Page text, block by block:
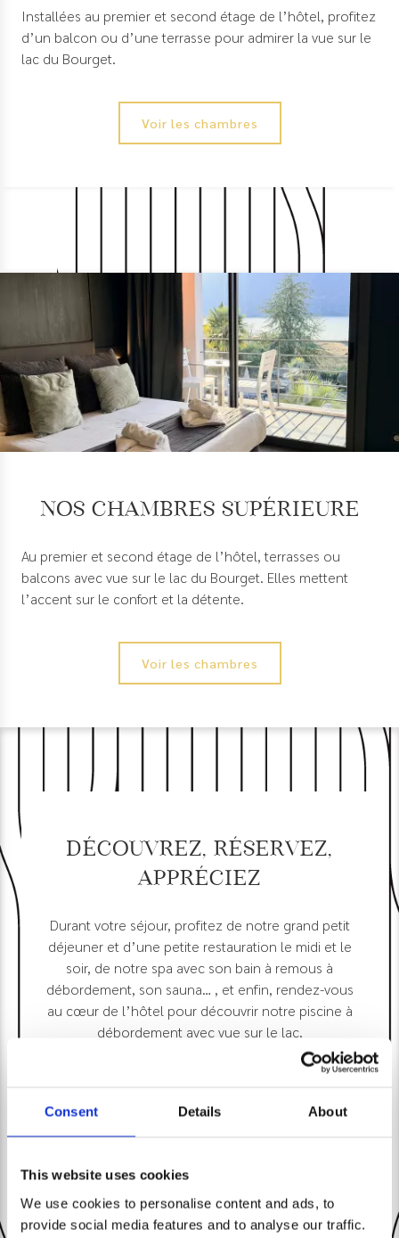
Consent Details About
This website uses cookies
We use cookies to personalise content and ads, to
provide social media features and to analyse our traffic.
Installées au premier et second étage de l’hôtel, profitez
d’un balcon ou d’une terrasse pour admirer la vue sur le
lac du Bourget.
Voir les chambres
Nos chambres Supérieure
Au premier et second étage de l’hôtel, terrasses ou
balcons avec vue sur le lac du Bourget. Elles mettent
l’accent sur le confort et la détente.
Voir les chambres
Découvrez, réservez,
appréciez
Durant votre séjour, profitez de notre grand petit
déjeuner et d’une petite restauration le midi et le
soir, de notre spa avec son bain à remous à
débordement, son sauna… , et enfin, rendez-vous
au cœur de l’hôtel pour découvrir notre piscine à
débordement avec vue sur le lac.